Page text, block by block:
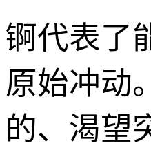
锕代表了
原始冲动
的、渴望